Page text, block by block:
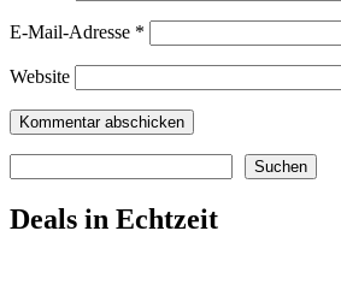
E-Mail-Adresse *
Website
Suchen
Deals in Echtzeit